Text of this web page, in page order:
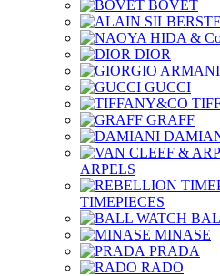
BOVET
DIOR
GUCCI
GRAFF
ARPELS
TIMEPIECES
MINASE
PRADA
RADO